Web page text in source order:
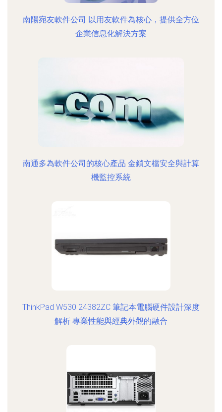
南陽宛友軟件公司 以用友軟件為核心，提供全方位
企業信息化解決方案
南通多為軟件公司的核心產品 金鎖文檔安全與計算
機監控系統
ThinkPad W530 24382ZC 筆記本電腦硬件設計深度
解析 專業性能與經典外觀的融合